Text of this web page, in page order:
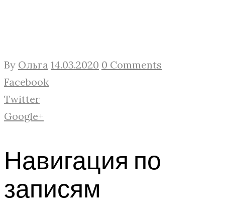
By Ольга 14.03.2020 0 Comments
Facebook
Twitter
Google+
Навигация по
записям